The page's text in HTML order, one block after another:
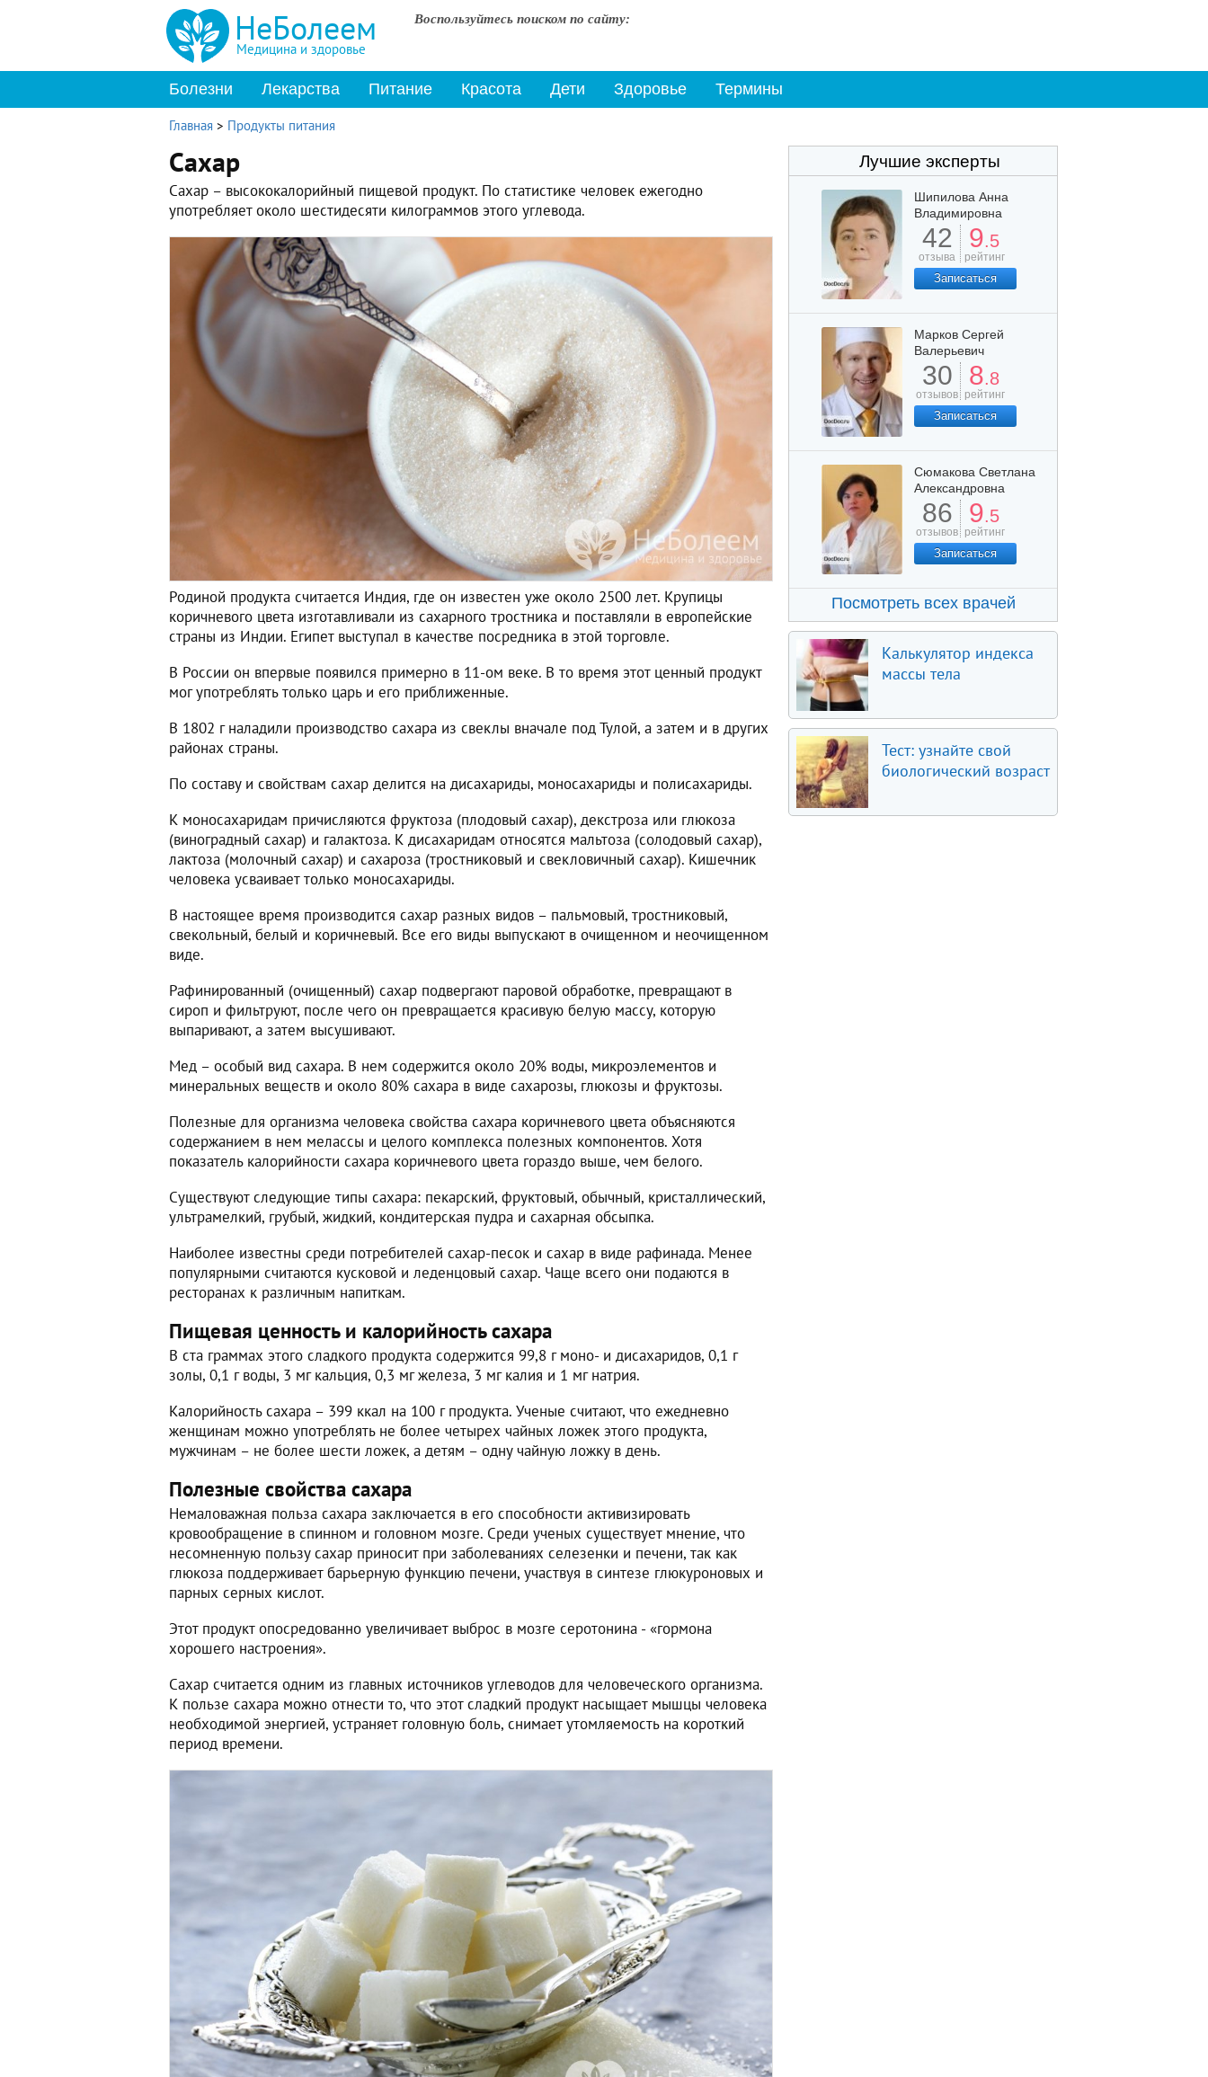
НеБолеем
Медицина и здоровье
Воспользуйтесь поиском по сайту:
Болезни Лекарства Питание Красота Дети Здоровье Термины
Главная > Продукты питания
Сахар
Сахар – высококалорийный пищевой продукт. По статистике человек ежегодно
употребляет около шестидесяти килограммов этого углевода.
Родиной продукта считается Индия, где он известен уже около 2500 лет. Крупицы
коричневого цвета изготавливали из сахарного тростника и поставляли в европейские
страны из Индии. Египет выступал в качестве посредника в этой торговле.
В России он впервые появился примерно в 11-ом веке. В то время этот ценный продукт
мог употреблять только царь и его приближенные.
В 1802 г наладили производство сахара из свеклы вначале под Тулой, а затем и в других
районах страны.
По составу и свойствам сахар делится на дисахариды, моносахариды и полисахариды.
К моносахаридам причисляются фруктоза (плодовый сахар), декстроза или глюкоза
(виноградный сахар) и галактоза. К дисахаридам относятся мальтоза (солодовый сахар),
лактоза (молочный сахар) и сахароза (тростниковый и свекловичный сахар). Кишечник
человека усваивает только моносахариды.
В настоящее время производится сахар разных видов – пальмовый, тростниковый,
свекольный, белый и коричневый. Все его виды выпускают в очищенном и неочищенном
виде.
Рафинированный (очищенный) сахар подвергают паровой обработке, превращают в
сироп и фильтруют, после чего он превращается красивую белую массу, которую
выпаривают, а затем высушивают.
Мед – особый вид сахара. В нем содержится около 20% воды, микроэлементов и
минеральных веществ и около 80% сахара в виде сахарозы, глюкозы и фруктозы.
Полезные для организма человека свойства сахара коричневого цвета объясняются
содержанием в нем мелассы и целого комплекса полезных компонентов. Хотя
показатель калорийности сахара коричневого цвета гораздо выше, чем белого.
Существуют следующие типы сахара: пекарский, фруктовый, обычный, кристаллический,
ультрамелкий, грубый, жидкий, кондитерская пудра и сахарная обсыпка.
Наиболее известны среди потребителей сахар-песок и сахар в виде рафинада. Менее
популярными считаются кусковой и леденцовый сахар. Чаще всего они подаются в
ресторанах к различным напиткам.
Пищевая ценность и калорийность сахара
В ста граммах этого сладкого продукта содержится 99,8 г моно- и дисахаридов, 0,1 г
золы, 0,1 г воды, 3 мг кальция, 0,3 мг железа, 3 мг калия и 1 мг натрия.
Калорийность сахара – 399 ккал на 100 г продукта. Ученые считают, что ежедневно
женщинам можно употреблять не более четырех чайных ложек этого продукта,
мужчинам – не более шести ложек, а детям – одну чайную ложку в день.
Полезные свойства сахара
Немаловажная польза сахара заключается в его способности активизировать
кровообращение в спинном и головном мозге. Среди ученых существует мнение, что
несомненную пользу сахар приносит при заболеваниях селезенки и печени, так как
глюкоза поддерживает барьерную функцию печени, участвуя в синтезе глюкуроновых и
парных серных кислот.
Этот продукт опосредованно увеличивает выброс в мозге серотонина - «гормона
хорошего настроения».
Сахар считается одним из главных источников углеводов для человеческого организма.
К пользе сахара можно отнести то, что этот сладкий продукт насыщает мышцы человека
необходимой энергией, устраняет головную боль, снимает утомляемость на короткий
период времени.
Лучшие эксперты
Шипилова Анна
Владимировна
42
отзыва
9.5
рейтинг
Записаться
Марков Сергей
Валерьевич
30
отзывов
8.8
рейтинг
Записаться
Сюмакова Светлана
Александровна
86
отзывов
9.5
рейтинг
Записаться
Посмотреть всех врачей
Калькулятор индекса
массы тела
Тест: узнайте свой
биологический возраст